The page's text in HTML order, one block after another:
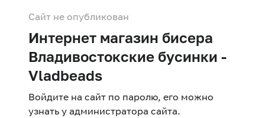
Сайт не опубликован
Интернет магазин бисера
Владивостокские бусинки -
Vladbeads
Войдите на сайт по паролю, его можно
узнать у администратора сайта.